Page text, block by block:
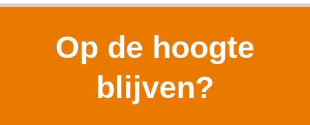
Op de hoogte
blijven?